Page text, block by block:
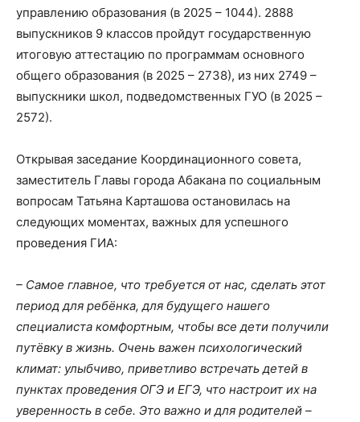
управлению образования (в 2025 – 1044). 2888
выпускников 9 классов пройдут государственную
итоговую аттестацию по программам основного
общего образования (в 2025 – 2738), из них 2749 –
выпускники школ, подведомственных ГУО (в 2025 –
2572).
Открывая заседание Координационного совета,
заместитель Главы города Абакана по социальным
вопросам Татьяна Карташова остановилась на
следующих моментах, важных для успешного
проведения ГИА:
– Самое главное, что требуется от нас, сделать этот
период для ребёнка, для будущего нашего
специалиста комфортным, чтобы все дети получили
путёвку в жизнь. Очень важен психологический
климат: улыбчиво, приветливо встречать детей в
пунктах проведения ОГЭ и ЕГЭ, что настроит их на
уверенность в себе. Это важно и для родителей –